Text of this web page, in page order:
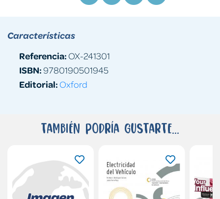
Características
Referencia: OX-241301
ISBN:9780190501945
Editorial: Oxford
También podría gustarte...